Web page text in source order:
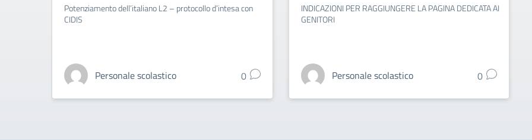
Potenziamento dell’italiano L2 – protocollo d’intesa con
CIDIS
Personale scolastico 0
INDICAZIONI PER RAGGIUNGERE LA PAGINA DEDICATA AI
GENITORI
Personale scolastico 0